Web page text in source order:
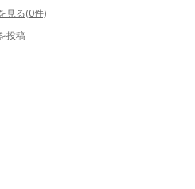
見る(0件)
投稿